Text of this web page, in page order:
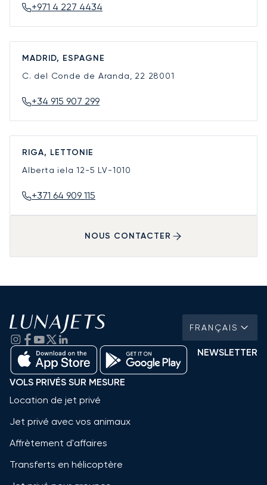
+971 4 227 4434
MADRID, ESPAGNE
C. del Conde de Aranda, 22 28001
+34 915 907 299
RIGA, LETTONIE
Alberta iela 12-5 LV-1010
+371 64 909 115
NOUS CONTACTER
FRANÇAIS
NEWSLETTER
VOLS PRIVÉS SUR MESURE
Location de jet privé
Jet privé avec vos animaux
Affrètement d'affaires
Transferts en hélicoptère